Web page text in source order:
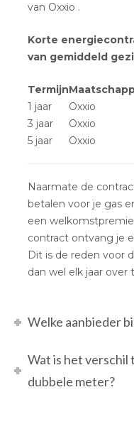
van Oxxio .
Korte
van gemiddeld
Termijn
1 jaar
Oxxio
3 jaar
Oxxio
5 jaar
Oxxio
Naarmate de
betalen voor je gas
een
contract ontvang je
Dit is de reden voor
dan wel elk jaar over
Welke aanbieder
Wat is het verschil
dubbele meter?